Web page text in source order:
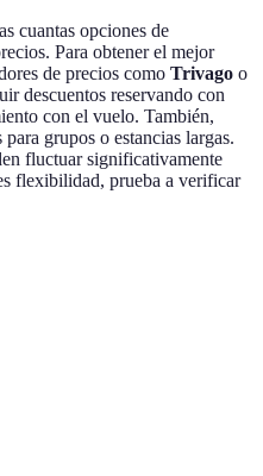
cuantas opciones de
Para obtener el mejor
de precios como Trivago o
descuentos reservando con
con el vuelo. También,
grupos o estancias largas.
fluctuar significativamente
flexibilidad, prueba a verificar